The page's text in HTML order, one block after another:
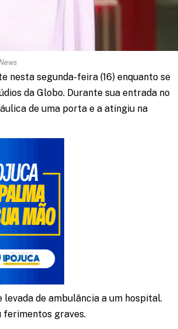
nesta segunda-feira (16) enquanto se
da Globo. Durante sua entrada no
de uma porta e a atingiu na
de ambulância a um hospital.
ferimentos graves.